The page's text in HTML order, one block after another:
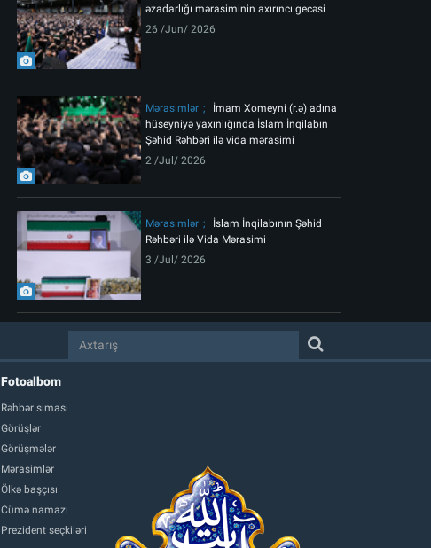
əzadarlığı mərasiminin axırıncı gecəsi
26 /Jun/ 2026
Mərasimlər
İmam Xomeyni (r.ə) adına
hüseyniyə yaxınlığında İslam İnqilabın
Şəhid Rəhbəri ilə vida mərasimi
2 /Jul/ 2026
Mərasimlər
İslam İnqilabının Şəhid
Rəhbəri ilə Vida Mərasimi
3 /Jul/ 2026
Fotoalbom
Rəhbər siması
Görüşlər
Görüşmələr
Mərasimlər
Ölkə başçısı
Cümə namazı
Prezident seçkiləri